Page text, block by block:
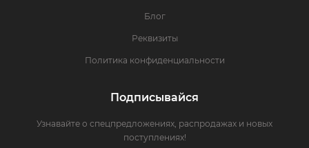
Блог
Реквизиты
Политика конфиденциальности
Подписывайся
Узнавайте о спецпредложениях, распродажах и новых
поступлениях!